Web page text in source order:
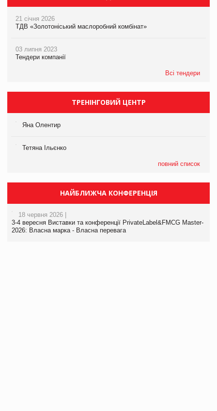
21 січня 2026
ТДВ «Золотоніський маслоробний комбінат»
03 липня 2023
Тендери компанії
Всі тендери
ТРЕНІНГОВИЙ ЦЕНТР
Яна Олентир
Тетяна Ільєнко
повний список
НАЙБЛИЖЧА КОНФЕРЕНЦІЯ
18 червня 2026 |
3-4 вересня Виставки та конференції PrivateLabel&FMCG Master-
2026: Власна марка - Власна перевага